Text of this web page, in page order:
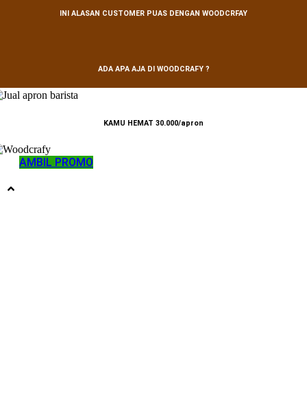
INI ALASAN CUSTOMER PUAS DENGAN WOODCRFAY
ADA APA AJA DI WOODCRAFY ?
KAMU HEMAT 30.000/apron
AMBIL PROMO